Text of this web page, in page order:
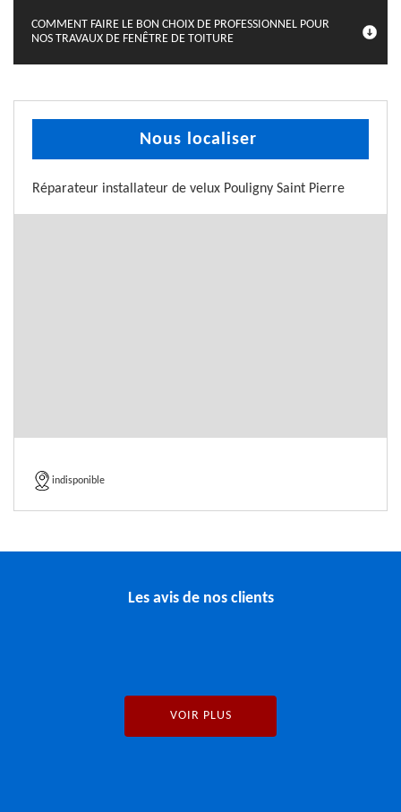
COMMENT FAIRE LE BON CHOIX DE PROFESSIONNEL POUR
NOS TRAVAUX DE FENÊTRE DE TOITURE
Nous localiser
Réparateur installateur de velux Pouligny Saint Pierre
indisponible
Les avis de nos clients
VOIR PLUS